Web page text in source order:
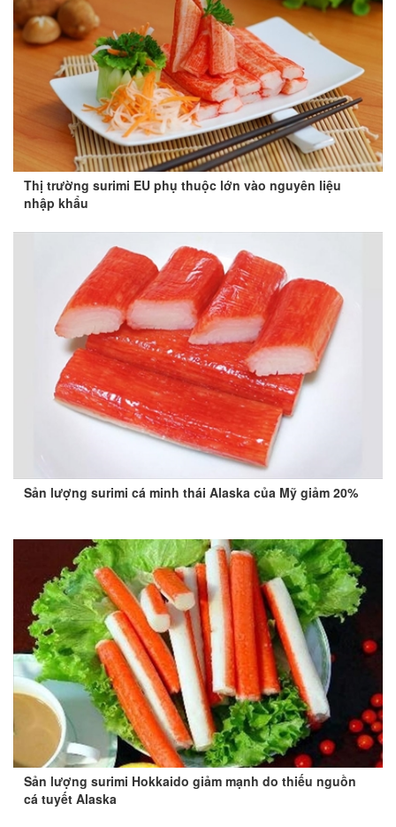
Thị trường surimi EU phụ thuộc lớn vào nguyên liệu
nhập khẩu
Sản lượng surimi cá minh thái Alaska của Mỹ giảm 20%
Sản lượng surimi Hokkaido giảm mạnh do thiếu nguồn
cá tuyết Alaska